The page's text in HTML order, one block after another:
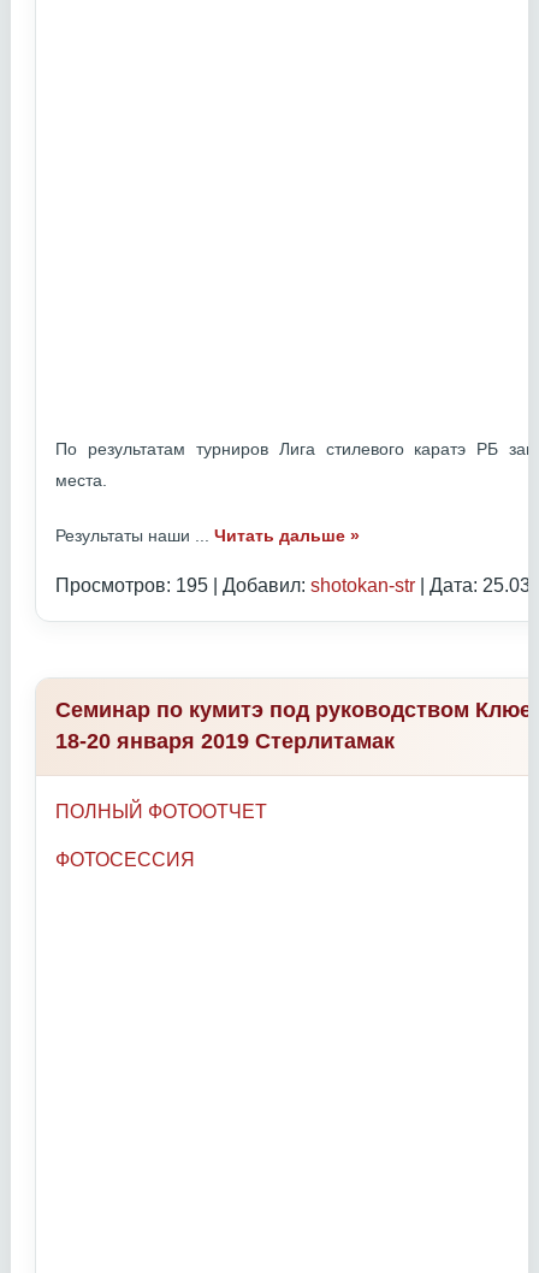
По результатам турниров Лига стилевого каратэ РБ
места.
Результаты наши Читать дальше »
Просмотров: 195 | Добавил: shotokan-str | Дата:
Семинар по кумитэ под руководством
18-20 января 2019 Стерлитамак
ПОЛНЫЙ ФОТООТЧЕТ
ФОТОСЕССИЯ